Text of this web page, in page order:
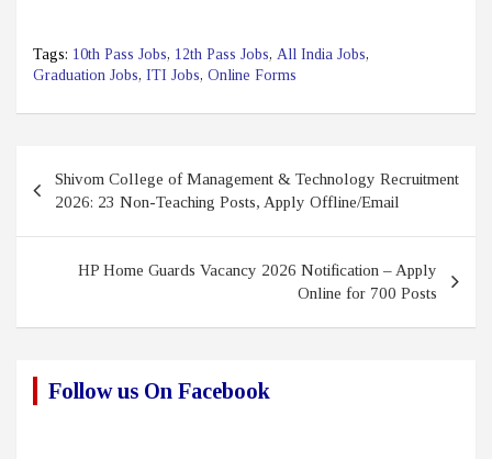
Tags: 10th Pass Jobs, 12th Pass Jobs, All India Jobs,
Graduation Jobs, ITI Jobs, Online Forms
navigation
Shivom College of Management & Technology Recruitment
2026: 23 Non-Teaching Posts, Apply Offline/Email
HP Home Guards Vacancy 2026 Notification – Apply
Online for 700 Posts
Follow us On Facebook